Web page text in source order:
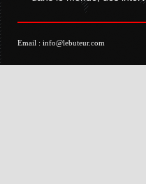
Email : info@lebuteur.com